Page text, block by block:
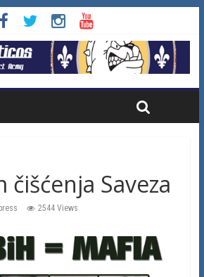
čišćenja Saveza
2544 Views